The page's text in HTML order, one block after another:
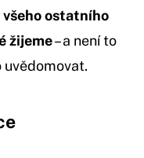
ostatního
žijeme– a není to
uvědomovat.